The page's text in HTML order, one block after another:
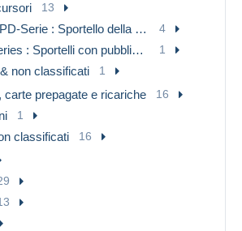
13
P & PD-Serie : Sportello della D. Telekom 4
S-Series : Sportelli con pubblicità di terzi 1
non classificati 1
carte prepagate e ricariche 16
1
classificati 16